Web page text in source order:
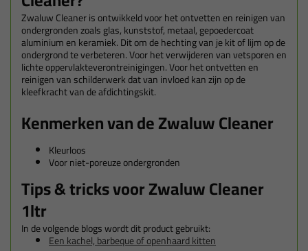
Zwaluw Cleaner is ontwikkeld voor het ontvetten en reinigen van
ondergronden zoals glas, kunststof, metaal, gepoedercoat
aluminium en keramiek. Dit om de hechting van je kit of lijm op de
ondergrond te verbeteren. Voor het verwijderen van vetsporen en
lichte oppervlakteverontreinigingen. Voor het ontvetten en
reinigen van schilderwerk dat van invloed kan zijn op de
kleefkracht van de afdichtingskit.
Kenmerken van de Zwaluw Cleaner
Kleurloos
Voor niet-poreuze ondergronden
Tips & tricks voor Zwaluw Cleaner
1ltr
In de volgende blogs wordt dit product gebruikt:
Een kachel, barbeque of openhaard kitten